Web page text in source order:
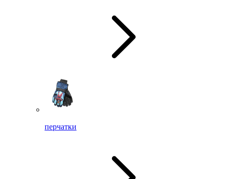
перчатки